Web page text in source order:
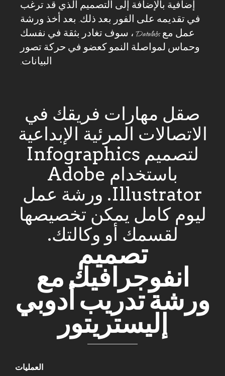
إضافية بالإضافة إلى التصميم الذي قد ترغب
في تقديمه على الفور بعد ذلك. بعد أخذ ورشة
عمل مع Datalabs ، سوف تغادر بثقة في نفسك
وحماس لمواصلة النمو كعضو في حركة تصور
البيانات.
صقل مهارات فريقك في
الاتصالات المرئية الإبداعية
لتصميم Infographics
باستخدام Adobe
Illustrator. ورشة عمل
ليوم كامل يمكن تخصيصها
لقسمك أو وكالتك.
تصميم
انفوجرافيك مع
ورشة تدريب أدوبي
إليستريتور
العمليات